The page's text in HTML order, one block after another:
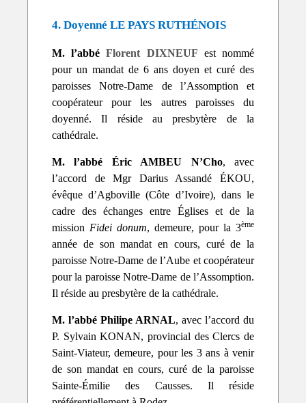
4. Doyenné LE PAYS RUTHÉNOIS
M. l’abbéFlorent DIXNEUF est nommé
pour un mandat de 6 ans doyen et curé des
paroisses Notre-Dame de l’Assomption et
coopérateur pour les autres paroisses du
doyenné. Il réside au presbytère de la
cathédrale.
M. l’abbé Éric AMBEU N’Cho, avec
l’accord de Mgr Darius Assandé ÉKOU,
évêque d’Agboville (Côte d’Ivoire), dans le
cadre des échanges entre Églises et de la
mission Fidei donum, demeure, pour la 3ème
année de son mandat en cours, curé de la
paroisse Notre-Dame de l’Aube et coopérateur
pour la paroisse Notre-Dame de l’Assomption.
Il réside au presbytère de la cathédrale.
M. l’abbé Philipe ARNAL, avec l’accord du
P. Sylvain KONAN, provincial des Clercs de
Saint-Viateur, demeure, pour les 3 ans à venir
de son mandat en cours, curé de la paroisse
Sainte-Émilie des Causses. Il réside